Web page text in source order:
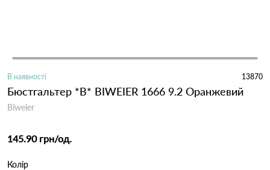
В наявності 13870
Бюстгальтер *В* BIWEIER 1666 9.2 Оранжевий
Biweier
145.90 грн/од.
Колір